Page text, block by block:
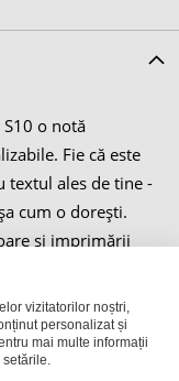
o notă
Fie că este
textul ales de tine -
cum o dorești.
și imprimării
atracție.
tău din diferite
rigidă subțire
vizitatorilor noștri,
personalizat și
mai multe informații